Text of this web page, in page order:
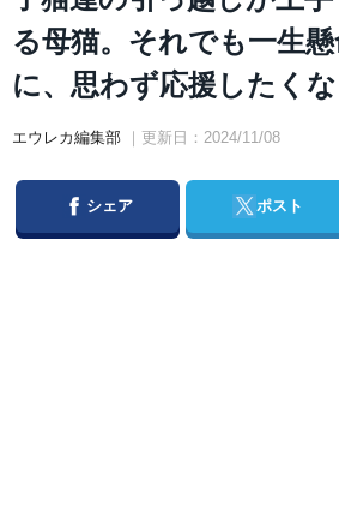
る母猫。それでも一生
に、思わず応援したくな
エウレカ編集部 ｜更新日：2024/11/08
Facebook
シェア Twitterポスト